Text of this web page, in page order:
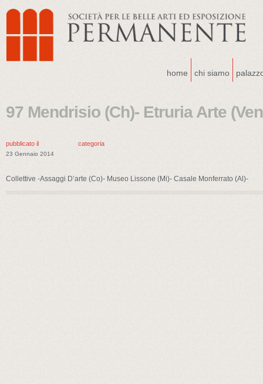
home chi siamo
97 Mendrisio (Ch)- Etruria Arte
pubblicato il
23 Gennaio 2014
categoria
Collettive -Assaggi D’arte (Co)- Museo Lissone (Mi)- Casale Monferrato (Al)-